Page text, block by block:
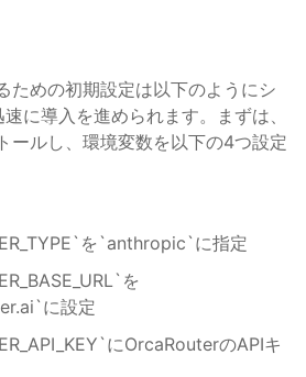
ための初期設定は以下のようにシ
に導入を進められます。まずは、
ールし、環境変数を以下の4つ設定
を`anthropic`に指定
を
に設定
にOrcaRouterのAPIキ